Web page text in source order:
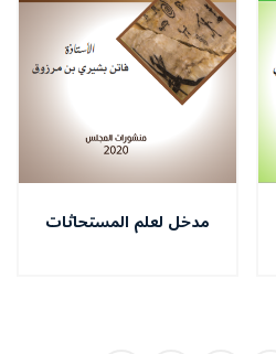
مدخل لعلم المستحاثات